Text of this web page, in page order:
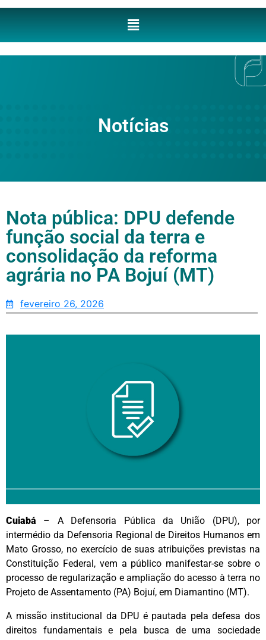
Notícias
Nota pública: DPU defende
função social da terra e
consolidação da reforma
agrária no PA Bojuí (MT)
fevereiro 26, 2026
Cuiabá – A Defensoria Pública da União (DPU), por
intermédio da Defensoria Regional de Direitos Humanos em
Mato Grosso, no exercício de suas atribuições previstas na
Constituição Federal, vem a público manifestar-se sobre o
processo de regularização e ampliação do acesso à terra no
Projeto de Assentamento (PA) Bojuí, em Diamantino (MT).
A missão institucional da DPU é pautada pela defesa dos
direitos fundamentais e pela busca de uma sociedade